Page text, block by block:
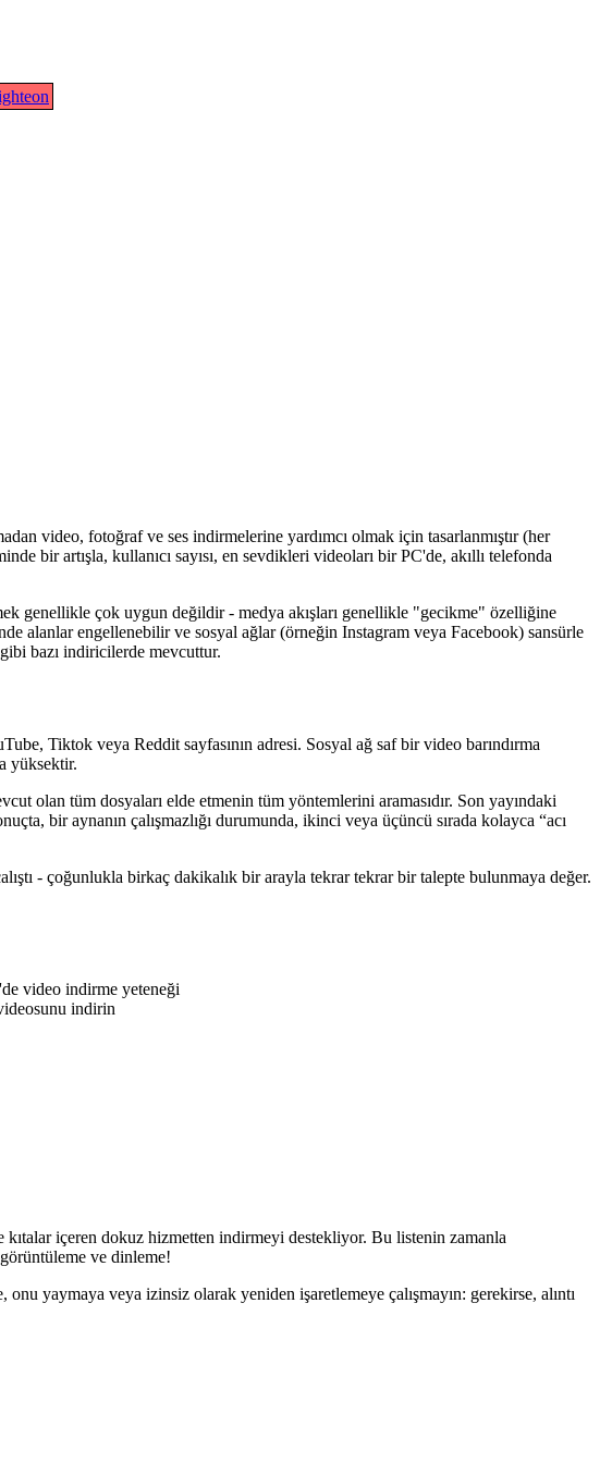
video, fotoğraf ve ses indirmelerine yardımcı olmak için tasarlanmıştır (her
bir artışla, kullanıcı sayısı, en sevdikleri videoları bir PC'de, akıllı telefonda
genellikle çok uygun değildir - medya akışları genellikle "gecikme" özelliğine
alanlar engellenebilir ve sosyal ağlar (örneğin Instagram veya Facebook) sansürle
bazı indiricilerde mevcuttur.
Tiktok veya Reddit sayfasının adresi. Sosyal ağ saf bir video barındırma
yüksektir.
olan tüm dosyaları elde etmenin tüm yöntemlerini aramasıdır. Son yayındaki
bir aynanın çalışmazlığı durumunda, ikinci veya üçüncü sırada kolayca “acı
- çoğunlukla birkaç dakikalık bir arayla tekrar tekrar bir talepte bulunmaya değer.
video indirme yeteneği
indirin
içeren dokuz hizmetten indirmeyi destekliyor. Bu listenin zamanla
ve dinleme!
yaymaya veya izinsiz olarak yeniden işaretlemeye çalışmayın: gerekirse, alıntı